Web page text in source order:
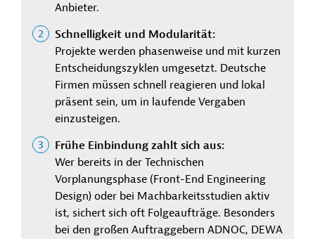
Anbieter.
Schnelligkeit und Modularität:
Projekte werden phasenweise und mit kurzen
Entscheidungszyklen umgesetzt. Deutsche
Firmen müssen schnell reagieren und lokal
präsent sein, um in laufende Vergaben
einzusteigen.
Frühe Einbindung zahlt sich aus:
Wer bereits in der Technischen
Vorplanungsphase (Front-End Engineering
Design) oder bei Machbarkeitsstudien aktiv
ist, sichert sich oft Folgeaufträge. Besonders
bei den großen Auftraggebern ADNOC, DEWA